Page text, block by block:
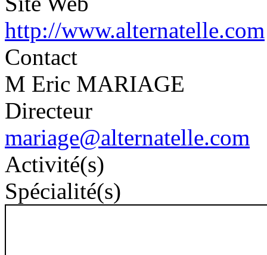
http://www.alternatelle.com
Contact
M Eric MARIAGE
Directeur
mariage@alternatelle.com
Activité(s)
Spécialité(s)